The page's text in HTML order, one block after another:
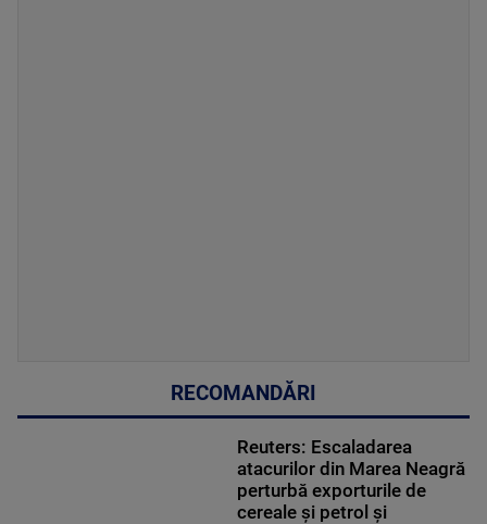
RECOMANDĂRI
Reuters: Escaladarea
atacurilor din Marea Neagră
perturbă exporturile de
cereale și petrol și